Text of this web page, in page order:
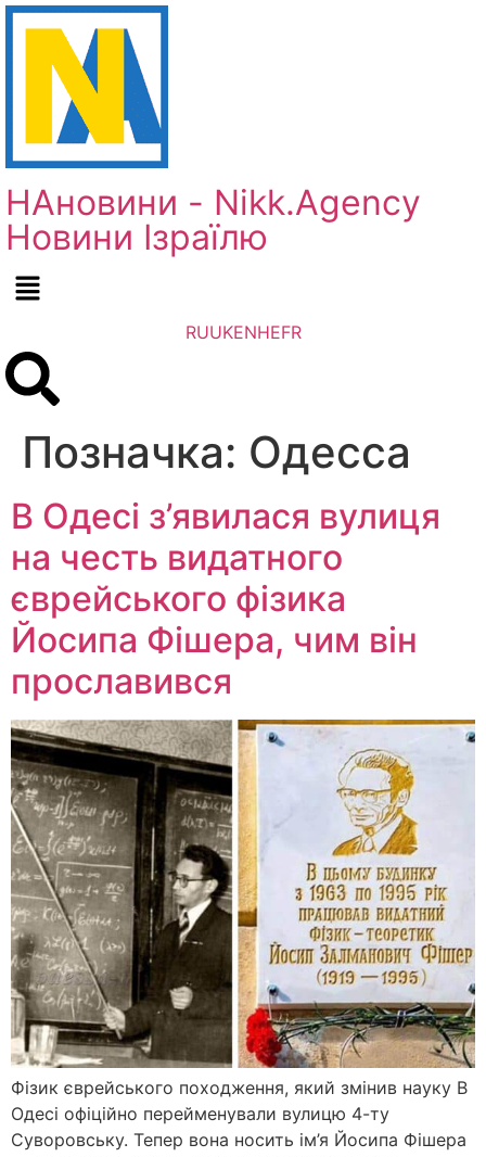
НАновини - Nikk.Agency
Новини Ізраїлю
RUUKENHEFR
Позначка: Одесса
В Одесі з’явилася вулиця
на честь видатного
єврейського фізика
Йосипа Фішера, чим він
прославився
Фізик єврейського походження, який змінив науку В
Одесі офіційно перейменували вулицю 4-ту
Суворовську. Тепер вона носить ім’я Йосипа Фішера